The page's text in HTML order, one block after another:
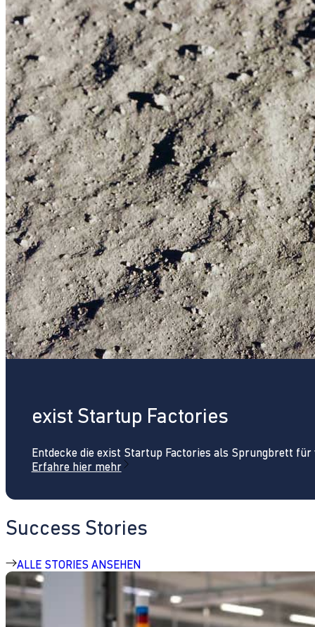
exist Startup Factories
Entdecke die exist Startup Factories als Sprungbrett
Erfahre hier mehr
Success Stories
ALLE STORIES ANSEHEN